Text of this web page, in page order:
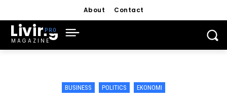
About Contact
Living
MAGAZINE
BUSINESS POLITICS EKONOMI